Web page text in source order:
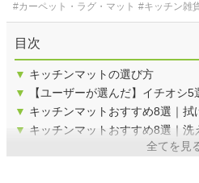
#カーペット・ラグ・マット #キッチン雑
目次
▼ キッチンマットの選び方
▼
【ユーザーが選んだ】イチオシ5
▼ キッチンマットおすすめ8選｜拭
▼ キッチンマットおすすめ8選｜洗
全てを見